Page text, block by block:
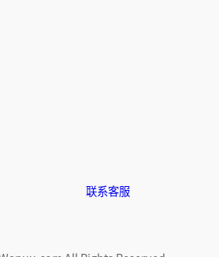
联系客服